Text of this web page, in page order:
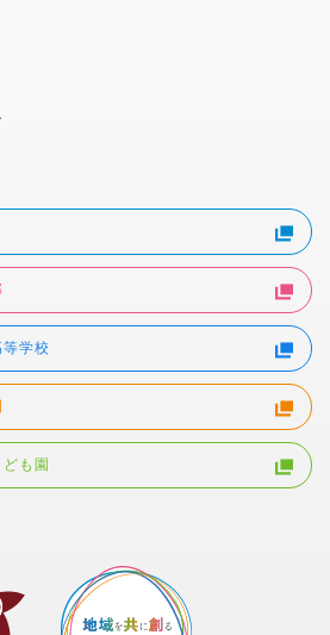
学校
も園